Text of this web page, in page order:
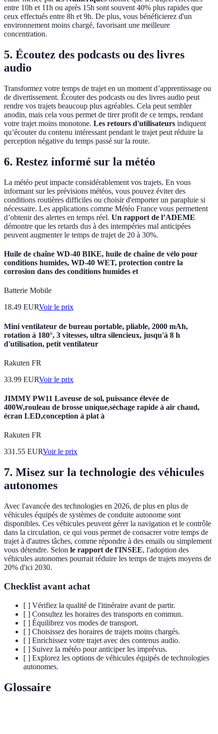
entre 10h et 11h ou après 15h sont souvent 40% plus rapides que
ceux effectués entre 8h et 9h. De plus, vous bénéficierez d'un
environnement moins chargé, favorisant une meilleure
concentration.
5. Écoutez des podcasts ou des livres
audio
Transformez votre temps de trajet en un moment d’apprentissage ou
de divertissement. Écouter des podcasts ou des livres audio peut
rendre vos trajets beaucoup plus agréables. Cela peut sembler
anodin, mais cela vous permet de tirer profit de ce temps, rendant
votre trajet moins monotone. Les retours d'utilisateurs indiquent
qu’écouter du contenu intéressant pendant le trajet peut réduire la
perception négative du temps passé sur la route.
6. Restez informé sur la météo
La météo peut impacte considérablement vos trajets. En vous
informant sur les prévisions météos, vous pouvez éviter des
conditions routières difficiles ou choisir d'emporter un parapluie si
nécessaire. Les applications comme Météo France vous permettent
d’obtenir des alertes en temps réel. Un rapport de l’ADEME
démontre que les retards dus à des intempéries mal anticipées
peuvent augmenter le temps de trajet de 20 à 30%.
Huile de chaîne WD-40 BIKE, huile de chaîne de vélo pour
conditions humides, WD-40 WET, protection contre la
corrosion dans des conditions humides et
Batterie Mobile
18.49 EURVoir le prix
Mini ventilateur de bureau portable, pliable, 2000 mAh,
rotation à 180°, 3 vitesses, ultra silencieux, jusqu'à 8 h
d'utilisation, petit ventilateur
Rakuten FR
33.99 EURVoir le prix
JIMMY PW11 Laveuse de sol, puissance élevée de
400W,rouleau de brosse unique,séchage rapide à air chaud,
écran LED,conception à plat à
Rakuten FR
331.55 EURVoir le prix
7. Misez sur la technologie des véhicules
autonomes
Avec l'avancée des technologies en 2026, de plus en plus de
véhicules équipés de systèmes de conduite autonome sont
disponibles. Ces véhicules peuvent gérer la navigation et le contrôle
dans la circulation, ce qui vous permet de consacrer votre temps de
trajet à d'autres tâches, comme répondre à des emails ou simplement
vous détendre. Selon le rapport de l'INSEE, l'adoption des
véhicules autonomes pourrait réduire les temps de trajets moyens de
20% d'ici 2030.
Checklist avant achat
[ ] Vérifiez la qualité de l'itinéraire avant de partir.
[ ] Consultez les horaires des transports en commun.
[ ] Équilibrez vos modes de transport.
[ ] Choisissez des horaires de trajets moins chargés.
[ ] Enrichissez votre trajet avec des contenus audio.
[ ] Suivez la météo pour anticiper les imprévus.
[ ] Explorez les options de véhicules équipés de technologies
autonomes.
Glossaire